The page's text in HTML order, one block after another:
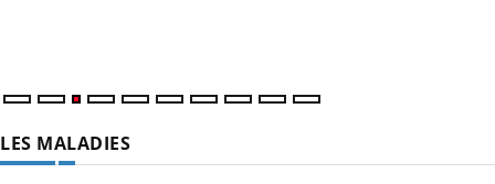
LES MALADIES